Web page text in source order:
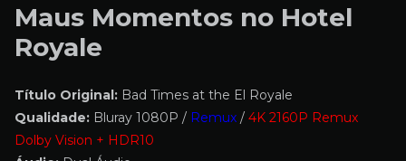
Maus Momentos no Hotel
Royale
Título Original: Bad Times at the El Royale
Qualidade: Bluray 1080P / Remux / 4K 2160P Remux
Dolby Vision + HDR10